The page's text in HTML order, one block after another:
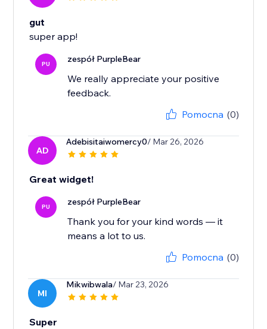
gut
super app!
PU zespół PurpleBear
We really appreciate your positive
feedback.
Pomocna (0)
AD
Adebisitaiwomercy0/ Mar 26, 2026
Great widget!
PU zespół PurpleBear
Thank you for your kind words — it
means a lot to us.
Pomocna (0)
MI
Mikwibwala/ Mar 23, 2026
Super